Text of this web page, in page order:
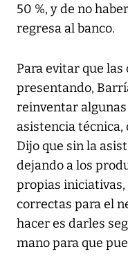
50 %, y de no
regresa al banco.
Para evitar que
presentando,
reinventar
asistencia técnica,
Dijo que sin la
dejando a los
propias iniciativas,
correctas para el
hacer es darles
mano para que